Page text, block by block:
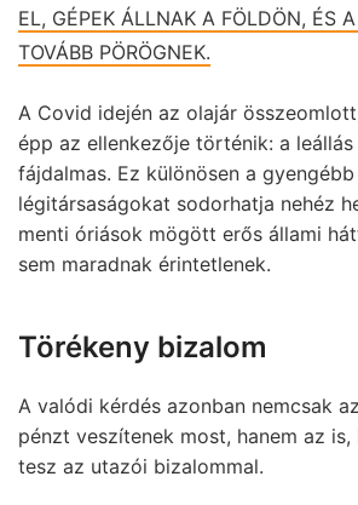
EL, GÉPEK ÁLLNAK A FÖLDÖN, ÉS A
TOVÁBB PÖRÖGNEK.
A Covid idején az olajár
épp az ellenkezője történik: a
fájdalmas. Ez különösen a
légitársaságokat sodorhatja nehéz
menti óriások mögött erős állami
sem maradnak érintetlenek.
Törékeny bizalom
A valódi kérdés azonban nemcsak
pénzt veszítenek most, hanem az
tesz az utazói bizalommal.